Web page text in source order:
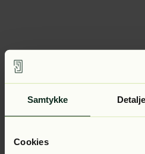
Samtykke
Cookies